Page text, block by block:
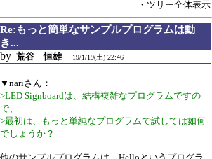
・ツリー全体表示
Re:もっと簡単なサンプルプログラムは動
き...
by 荒谷 恒雄 19/1/19(土) 22:46
▼nariさん：
>LED Signboardは、結構複雑なプログラムですの
で、
>最初は、もっと単純なプログラムで試しては如何
でしょうか？